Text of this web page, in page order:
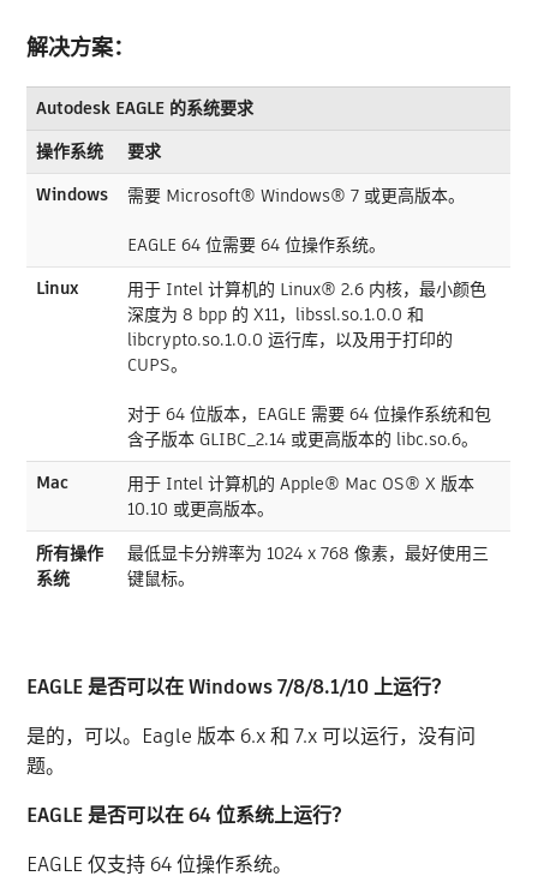
解决方案：
Autodesk EAGLE 的系统要求
操作系统
要求
Windows
需要 Microsoft® Windows® 7 或更高版本。
EAGLE 64 位需要 64 位操作系统。
Linux
用于 Intel 计算机的 Linux® 2.6 内核，最小颜色
深度为 8 bpp 的 X11，libssl.so.1.0.0 和
libcrypto.so.1.0.0 运行库，以及用于打印的
CUPS。
对于 64 位版本，EAGLE 需要 64 位操作系统和包
含子版本 GLIBC_2.14 或更高版本的 libc.so.6。
Mac
用于 Intel 计算机的 Apple® Mac OS® X 版本
10.10 或更高版本。
所有操作
系统
最低显卡分辨率为 1024 x 768 像素，最好使用三
键鼠标。
EAGLE 是否可以在 Windows 7/8/8.1/10 上运行？
是的，可以。Eagle 版本 6.x 和 7.x 可以运行，没有问
题。
EAGLE 是否可以在 64 位系统上运行？
EAGLE 仅支持 64 位操作系统。